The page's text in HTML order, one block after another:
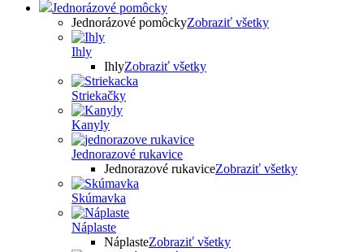
Jednorázové pomôcky
Jednorázové pomôckyZobraziť všetky
Ihly
IhlyZobraziť všetky
Striekačky
Kanyly
Jednorazové rukavice
Jednorazové rukaviceZobraziť všetky
Skúmavka
Náplaste
NáplasteZobraziť všetky